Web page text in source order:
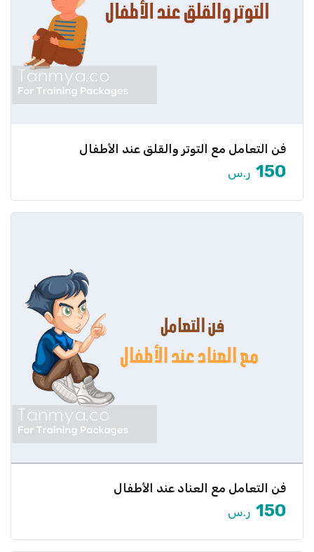
هل لاحظت أن طفلك يعاني من القلق أو يظهر عليه التوتر
[…]
فن التعامل مع التوتر والقلق عند الأطفال
150 ر.س
هل يرفض طفلك تنفيذ التعليمات باستمرار؟ هل تشعر
بالحيرة في كيفية […]
فن التعامل مع العناد عند الأطفال
150 ر.س